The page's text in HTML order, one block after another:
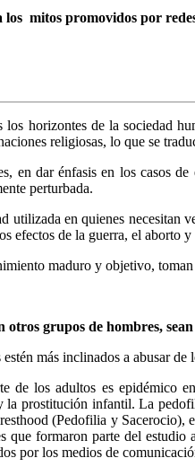
mitos promovidos por
horizontes de la
religiosas, lo que se
en dar énfasis en los casos
perturbada.
utilizada en quienes
efectos de la guerra, el aborto y
maduro y objetivo,
grupos de hombres,
más inclinados a abusar
los adultos es epidémico
prostitución infantil. La
(Pedofilia y
que formaron parte del
por los medios de